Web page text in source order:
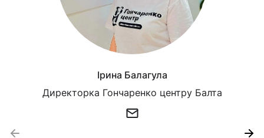
Ірина Балагула
Директорка Гончаренко центру Балта